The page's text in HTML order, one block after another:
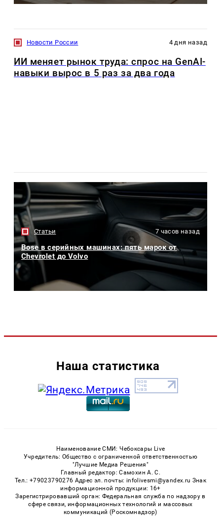
Новости России 4 дня назад
ИИ меняет рынок труда: спрос на GenAI-
навыки вырос в 5 раз за два года
Статьи 7 часов назад
Bose в серийных машинах: пять марок от
Chevrolet до Volvo
Наша статистика
Наименование СМИ: Чебоксары Live
Учредитель: Общество с ограниченной ответственностью
"Лучшие Медиа Решения"
Главный редактор: Самохин А. С.
Тел.: +79023790276 Адрес эл. почты: infolivesmi@yandex.ru Знак
информационной продукции: 16+
Зарегистрировавший орган: Федеральная служба по надзору в
сфере связи, информационных технологий и массовых
коммуникаций (Роскомнадзор)